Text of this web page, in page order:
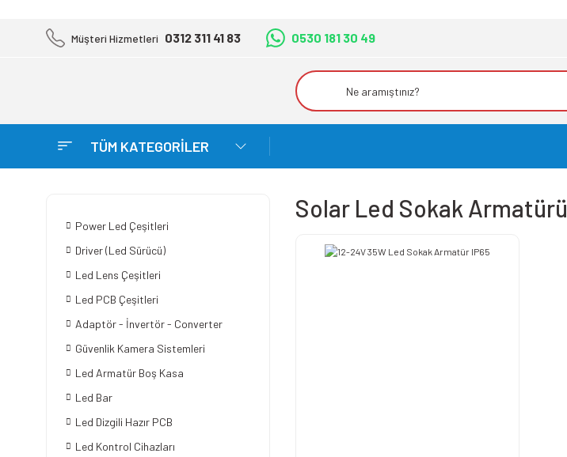
Müşteri Hizmetleri 0312 311 41 83 0530 181 30 49
TÜM KATEGORİLER
Power Led Çeşitleri
Driver (Led Sürücü)
Led Lens Çeşitleri
Led PCB Çeşitleri
Adaptör - İnvertör - Converter
Güvenlik Kamera Sistemleri
Led Armatür Boş Kasa
Led Bar
Led Dizgili Hazır PCB
Led Kontrol Cihazları
Solar Led Sokak Armatürü